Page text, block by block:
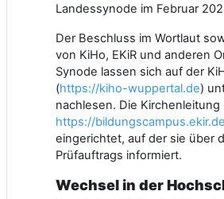
Landessynode im Februar
Der Beschluss im Wortlaut
von KiHo, EKiR und anderen
Synode lassen sich auf der
(https://kiho-wuppertal.de)
nachlesen. Die
https://bildungscampus.ekir.de
eingerichtet, auf der sie über
Prüfauftrags informiert.
Wechsel in der